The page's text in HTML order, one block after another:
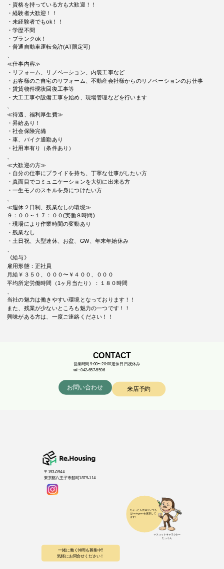
・資格を持っている方も大歓迎！！
・経験者大歓迎！！
・未経験者でもok！！
・学歴不問
・ブランクok！
・普通自動車運転免許(AT限定可)
≪仕事内容≫
・リフォーム、リノベーション、内装工事など
・お客様のご自宅のリフォーム、不動産会社様からのリノベーションのお仕事
・賃貸物件現状回復工事等
・大工工事や設備工事を始め、現場管理などを行います
≪待遇、福利厚生費≫
・昇給あり！
・社会保険完備
・車、バイク通勤あり
・社用車有り（条件あり）
≪大歓迎の方≫
・自分の仕事にプライドを持ち、丁寧な仕事がしたい方
・真面目でコミュニケーションを大切に出来る方
・一生モノのスキルを身につけたい方
≪週休２日制、残業なしの環境≫
９：００～１７：００(実働８時間)
・現場により作業時間の変動あり
・残業なし
・土日祝、大型連休、お盆、GW、年末年始休み
《給与》
雇用形態：正社員
月給￥３５０、０００〜￥４００、０００
平均所定労働時間（1ヶ月当たり）：１８０時間
当社の魅力は働きやすい環境となっております！！
また、残業が少ないところも魅力の一つです！！
興味がある方は、一度ご連絡ください！！
CONTACT
営業時間 9:00〜20:00定休日 日祝休み
tel : 042-657-5596
お問い合わせ 来店予約
〒193-0944
東京都八王子市館町1879-114
マスコットキャラクター
たっくん
一緒に働く仲間も募集中!!
気軽にお問合せください！